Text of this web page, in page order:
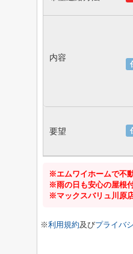
内容
要望
※エムワイホームで不
※雨の日も安心の屋根
※マックスバリュ川原
※利用規約及びプライバ